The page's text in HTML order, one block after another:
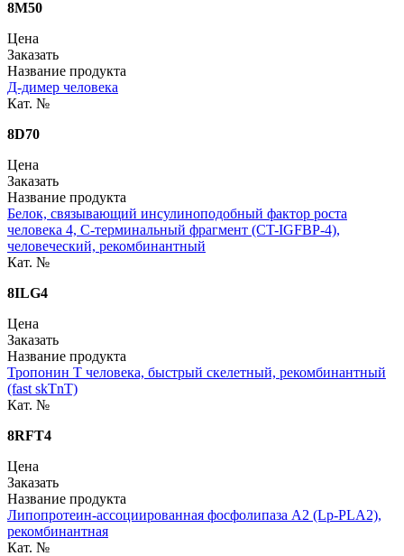
8M50
Цена
Заказать
Название продукта
Д-димер человека
Кат. №
8D70
Цена
Заказать
Название продукта
Белок, связывающий инсулиноподобный фактор роста
человека 4, С-терминальный фрагмент (СT-IGFBP-4),
человеческий, рекомбинантный
Кат. №
8ILG4
Цена
Заказать
Название продукта
Тропонин Т человека, быстрый скелетный, рекомбинантный
(fast skTnT)
Кат. №
8RFT4
Цена
Заказать
Название продукта
Липопротеин-ассоциированная фосфолипаза A2 (Lp-PLA2),
рекомбинантная
Кат. №